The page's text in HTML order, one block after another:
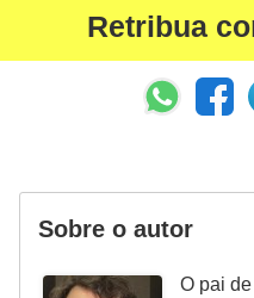
Retribua
Sobre o autor
O pai